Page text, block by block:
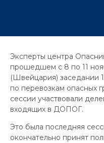
Эксперты центра
прошедшем с 8 по 11
(Швейцария) заседании
по перевозкам опасных
сессии участвовали
входящих в ДОПОГ.
Это была последняя
окончательно принят